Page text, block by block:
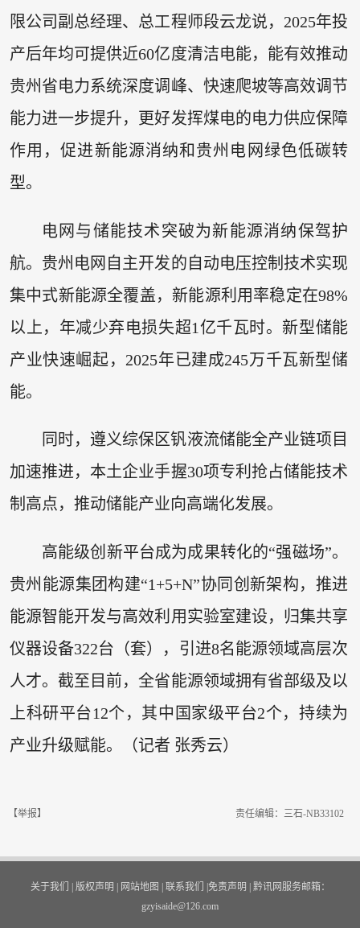
限公司副总经理、总工程师段云龙说，2025年投
产后年均可提供近60亿度清洁电能，能有效推动
贵州省电力系统深度调峰、快速爬坡等高效调节
能力进一步提升，更好发挥煤电的电力供应保障
作用，促进新能源消纳和贵州电网绿色低碳转
型。
电网与储能技术突破为新能源消纳保驾护
航。贵州电网自主开发的自动电压控制技术实现
集中式新能源全覆盖，新能源利用率稳定在98%
以上，年减少弃电损失超1亿千瓦时。新型储能
产业快速崛起，2025年已建成245万千瓦新型储
能。
同时，遵义综保区钒液流储能全产业链项目
加速推进，本土企业手握30项专利抢占储能技术
制高点，推动储能产业向高端化发展。
高能级创新平台成为成果转化的“强磁场”。
贵州能源集团构建“1+5+N”协同创新架构，推进
能源智能开发与高效利用实验室建设，归集共享
仪器设备322台（套），引进8名能源领域高层次
人才。截至目前，全省能源领域拥有省部级及以
上科研平台12个，其中国家级平台2个，持续为
产业升级赋能。（记者 张秀云）
【举报】 责任编辑：三石-NB33102
关于我们 版权声明 网站地图 联系我们 免责声明
黔讯网服务邮箱：
gzyisaide@126.com